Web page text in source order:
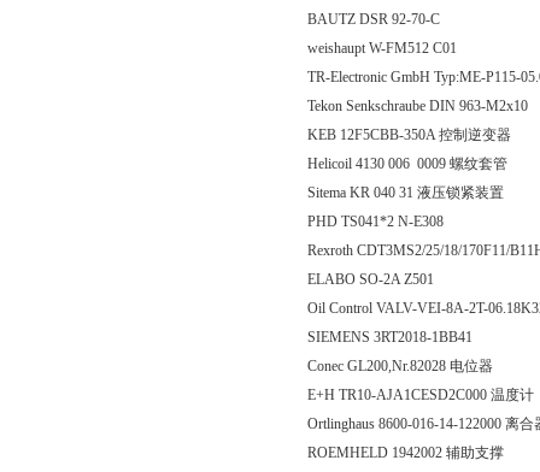
BAUTZ DSR 92-70-C
weishaupt W-FM512 C01
TR-Electronic GmbH Typ:ME-P115-
Tekon Senkschraube DIN 963-M2x10
KEB 12F5CBB-350A 控制逆变器
Helicoil 4130 006 0009 螺纹套管
Sitema KR 040 31 液压锁紧装置
PHD TS041*2 N-E308
Rexroth CDT3MS2/25/18/170F11/
ELABO SO-2A Z501
Oil Control VALV-VEI-8A-2T-
SIEMENS 3RT2018-1BB41
Conec GL200,Nr.82028 电位器
E+H TR10-AJA1CESD2C000 温度计
Ortlinghaus 8600-016-14-122000 离合
ROEMHELD 1942002 辅助支撑